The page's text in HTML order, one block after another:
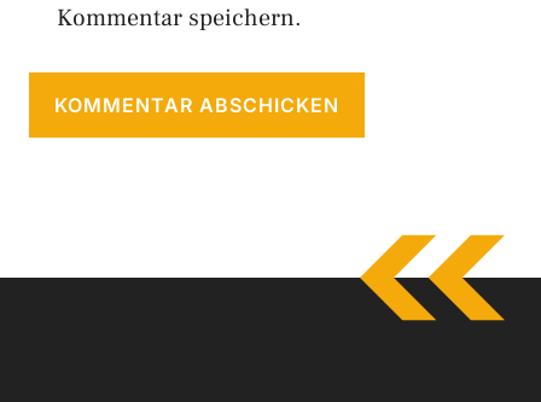
Kommentar speichern.